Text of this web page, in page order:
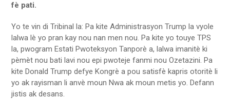
fè pati.
Yo te vin di Tribinal la: Pa kite Administrasyon Trump la vyole
lalwa lè yo pran kay nou nan men nou. Pa kite yo touye TPS
la, pwogram Estati Pwoteksyon Tanporè a, lalwa imanitè ki
pèmèt nou bati lavi nou epi pwoteje fanmi nou Ozetazini. Pa
kite Donald Trump defye Kongrè a pou satisfè kapris otoritè li
yo ak rayisman li anvè moun Nwa ak moun metis yo. Defann
jistis ak desans.